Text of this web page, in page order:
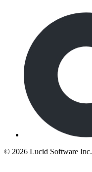
© 2026 Lucid Software Inc.